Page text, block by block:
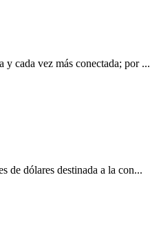
cada vez más conectada; por ...
de dólares destinada a la con...